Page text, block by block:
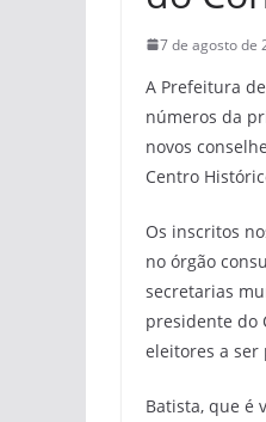
7 de agosto de
A Prefeitura
números da
novos
Centro
Os inscritos
no órgão
secretarias
presidente do
eleitores a ser
Batista, que é